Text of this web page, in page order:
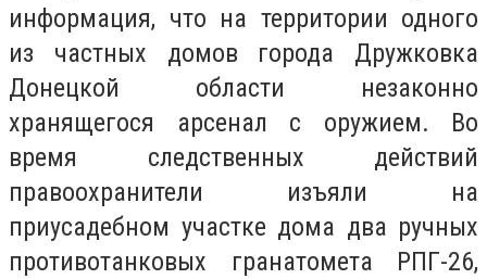
информация, что на территории одного
из частных домов города Дружковка
Донецкой области незаконно
хранящегося арсенал с оружием. Во
время следственных действий
правоохранители изъяли на
приусадебном участке дома два ручных
противотанковых гранатомета РПГ-26,